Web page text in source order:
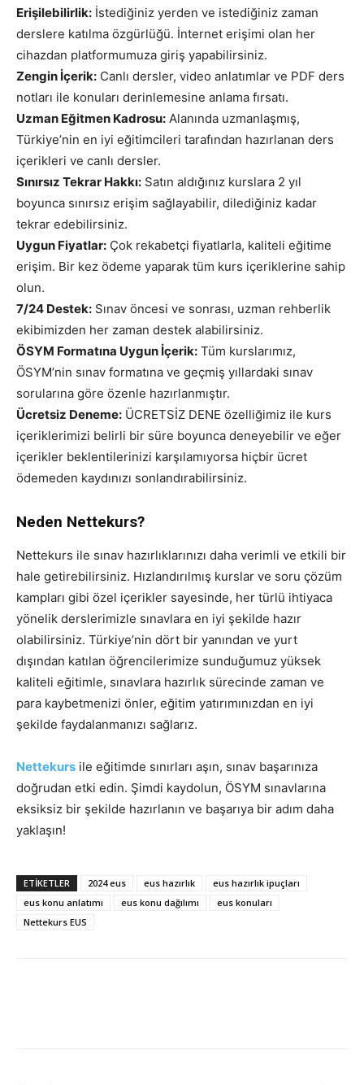
Erişilebilirlik: İstediğiniz yerden ve istediğiniz zaman
derslere katılma özgürlüğü. İnternet erişimi olan her
cihazdan platformumuza giriş yapabilirsiniz.
Zengin İçerik: Canlı dersler, video anlatımlar ve PDF ders
notları ile konuları derinlemesine anlama fırsatı.
Uzman Eğitmen Kadrosu: Alanında uzmanlaşmış,
Türkiye’nin en iyi eğitimcileri tarafından hazırlanan ders
içerikleri ve canlı dersler.
Sınırsız Tekrar Hakkı: Satın aldığınız kurslara 2 yıl
boyunca sınırsız erişim sağlayabilir, dilediğiniz kadar
tekrar edebilirsiniz.
Uygun Fiyatlar: Çok rekabetçi fiyatlarla, kaliteli eğitime
erişim. Bir kez ödeme yaparak tüm kurs içeriklerine sahip
olun.
7/24 Destek: Sınav öncesi ve sonrası, uzman rehberlik
ekibimizden her zaman destek alabilirsiniz.
ÖSYM Formatına Uygun İçerik: Tüm kurslarımız,
ÖSYM’nin sınav formatına ve geçmiş yıllardaki sınav
sorularına göre özenle hazırlanmıştır.
Ücretsiz Deneme: ÜCRETSİZ DENE özelliğimiz ile kurs
içeriklerimizi belirli bir süre boyunca deneyebilir ve eğer
içerikler beklentilerinizi karşılamıyorsa hiçbir ücret
ödemeden kaydınızı sonlandırabilirsiniz.
Neden Nettekurs?
Nettekurs ile sınav hazırlıklarınızı daha verimli ve etkili bir
hale getirebilirsiniz. Hızlandırılmış kurslar ve soru çözüm
kampları gibi özel içerikler sayesinde, her türlü ihtiyaca
yönelik derslerimizle sınavlara en iyi şekilde hazır
olabilirsiniz. Türkiye’nin dört bir yanından ve yurt
dışından katılan öğrencilerimize sunduğumuz yüksek
kaliteli eğitimle, sınavlara hazırlık sürecinde zaman ve
para kaybetmenizi önler, eğitim yatırımınızdan en iyi
şekilde faydalanmanızı sağlarız.
Nettekurs ile eğitimde sınırları aşın, sınav başarınıza
doğrudan etki edin. Şimdi kaydolun, ÖSYM sınavlarına
eksiksiz bir şekilde hazırlanın ve başarıya bir adım daha
yaklaşın!
ETIKETLER 2024 eus eus hazırlık
eus hazırlık ipuçları
eus konu anlatımı
eus konu dağılımı
eus konuları
Nettekurs EUS